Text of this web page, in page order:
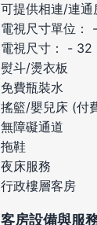
可提供相連/連通
電視尺寸單位：
電視尺寸： - 32
熨斗/燙衣板
免費瓶裝水
搖籃/嬰兒床 (付
無障礙通道
拖鞋
夜床服務
行政樓層客房
客房設備與服